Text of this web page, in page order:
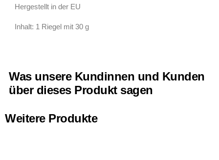
Hergestellt in der EU
Inhalt: 1 Riegel mit 30 g
Was unsere Kundinnen und Kunden
über dieses Produkt sagen
Weitere Produkte